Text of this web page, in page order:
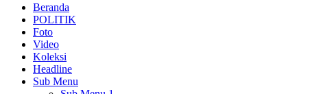
Beranda
POLITIK
Foto
Video
Koleksi
Headline
Sub Menu